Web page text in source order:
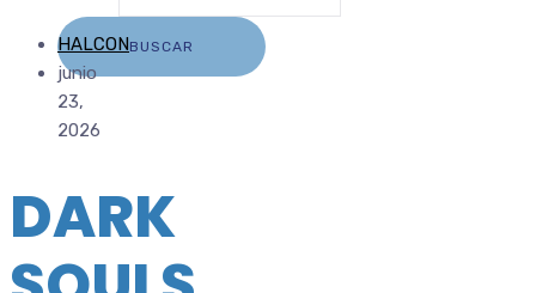
HALCON
junio
23,
2026
DARK